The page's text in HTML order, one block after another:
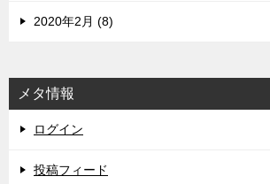
2020年2月 (8)
メタ情報
ログイン
投稿フィード